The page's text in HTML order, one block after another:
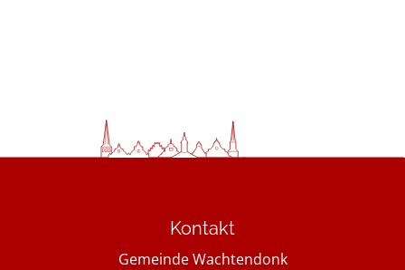
Kontakt
Gemeinde Wachtendonk